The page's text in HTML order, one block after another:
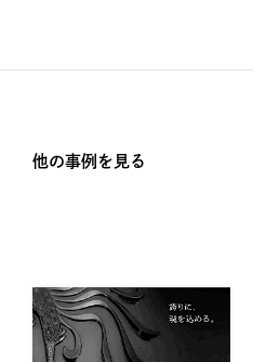
他の事例を見る